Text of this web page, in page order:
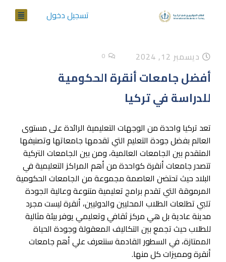
تسجيل دخول
ديسمبر 12, 2024 0
أفضل جامعات أنقرة الحكومية
للدراسة في تركيا
تعد تركيا واحدة من الوجهات التعليمية الرائدة على مستوى
العالم بفضل جودة التعليم التي تقدمها جامعاتها وتصنيفها
المتقدم بين الجامعات العالمية، ومن بين الجامعات التركية
تتصدر جامعات أنقرة كواحدة من أهم المراكز التعليمية في
البلاد حيث تحتضن العاصمة مجموعة من الجامعات الحكومية
المرموقة التي تقدم برامج تعليمية متنوعة وعالية الجودة
تلبي تطلعات الطلاب المحليين والدوليين، أنقرة ليست مجرد
مدينة عادية بل هي مركز ثقافي وتعليمي يوفر بيئة مثالية
للطلاب حيث تجمع بين التكاليف المعقولة وجودة الحياة
الممتازة، في السطور القادمة سنتعرف علي أهمجامعات
أنقرة ومميزات كل منها.